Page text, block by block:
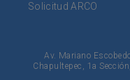
Solicitud ARCO
Av. Mariano
Chapultepec, 1a